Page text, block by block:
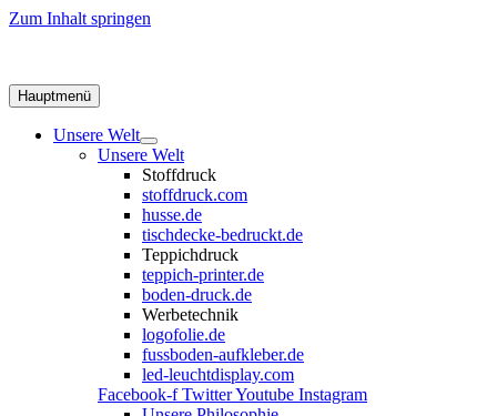
Zum Inhalt springen
Hauptmenü
Unsere Welt
Unsere Welt
Stoffdruck
stoffdruck.com
husse.de
tischdecke-bedruckt.de
Teppichdruck
teppich-printer.de
boden-druck.de
Werbetechnik
logofolie.de
fussboden-aufkleber.de
led-leuchtdisplay.com
Facebook-f TwitterYoutube Instagram